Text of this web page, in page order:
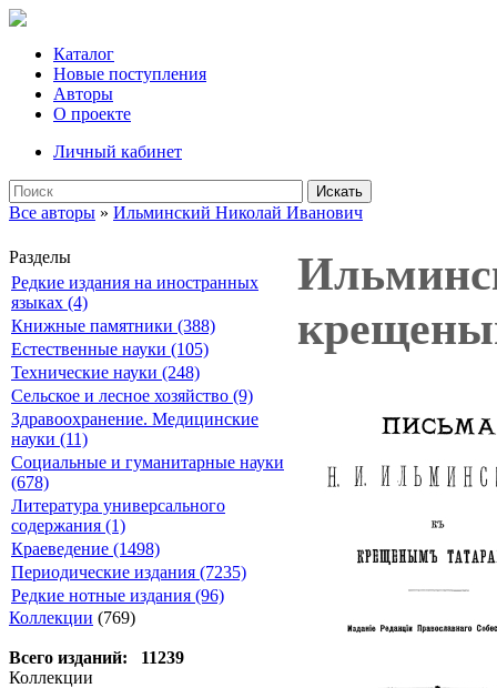
Каталог
Новые поступления
Авторы
О проекте
Личный кабинет
Искать
Все авторы » Ильминский Николай Иванович
Разделы
Редкие издания на иностранных
языках (4)
Книжные памятники (388)
Естественные науки (105)
Технические науки (248)
Сельское и лесное хозяйство (9)
Здравоохранение. Медицинские
науки (11)
Социальные и гуманитарные науки
(678)
Литература универсального
содержания (1)
Краеведение (1498)
Периодические издания (7235)
Редкие нотные издания (96)
Коллекции (769)
Всего изданий: 11239
Коллекции